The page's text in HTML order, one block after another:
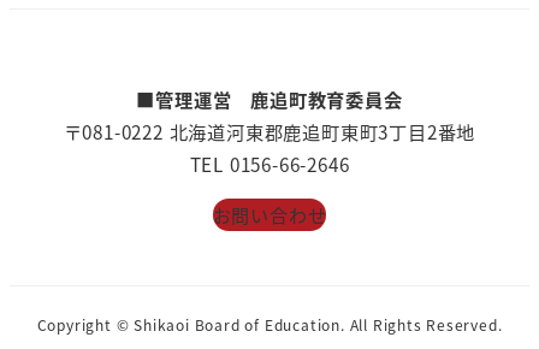
■管理運営 鹿追町教育委員会
〒081-0222 北海道河東郡鹿追町東町3丁目2番地
TEL 0156-66-2646
お問い合わせ
Copyright © Shikaoi Board of Education. All Rights Reserved.